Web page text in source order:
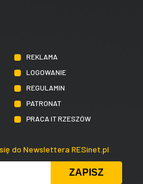
REKLAMA
LOGOWANIE
REGULAMIN
PATRONAT
PRACA IT RZESZÓW
do Newslettera RESinet.pl